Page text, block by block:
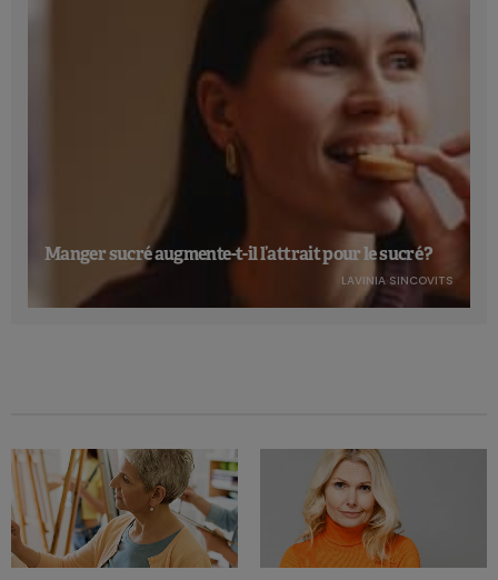
Manger sucré augmente-t-il l’attrait pour le sucré ?
LAVINIA SINCOVITS